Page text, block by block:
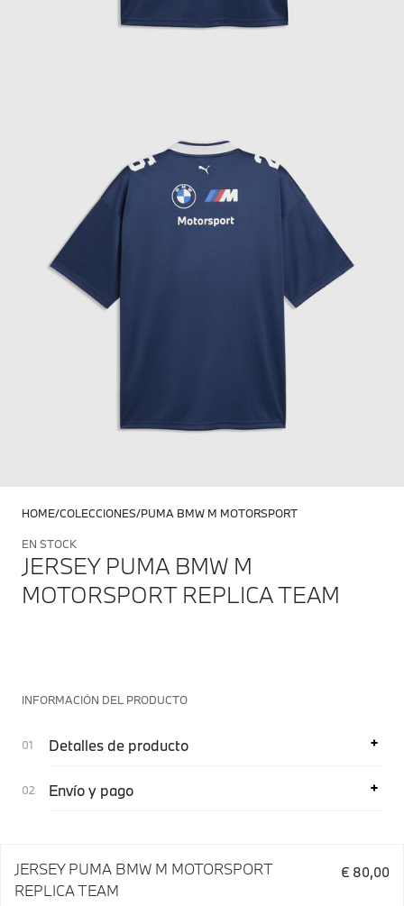
HOME COLECCIONES PUMA BMW M MOTORSPORT
EN STOCK
JERSEY PUMA BMW M
MOTORSPORT REPLICA TEAM
INFORMACIÓN DEL PRODUCTO
Detalles de producto
Envío y pago
JERSEY PUMA BMW M MOTORSPORT
REPLICA TEAM
€ 80,00